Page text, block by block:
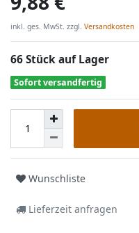
inkl. ges. MwSt. zzgl. Versandkosten
66 Stück auf Lager
Sofort versandfertig
Wunschliste
Lieferzeit anfragen